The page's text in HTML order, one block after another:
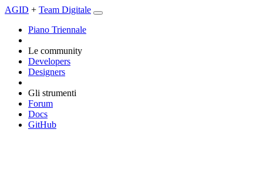
AGID + Team Digitale
Piano Triennale
Le community
Developers
Designers
Gli strumenti
Forum
Docs
GitHub